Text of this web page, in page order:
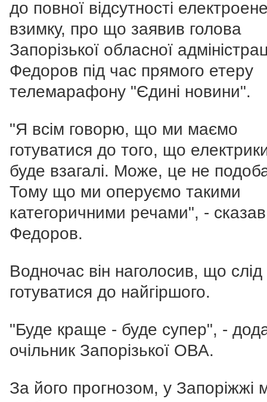
до повної відсутності
взимку, про що заявив голова
Запорізької обласної
Федоров під час прямого етеру
телемарафону "Єдині новини".
"Я всім говорю, що ми маємо
готуватися до того, що
буде взагалі. Може, це не
Тому що ми оперуємо такими
категоричними речами", - сказав
Федоров.
Водночас він наголосив, що слід
готуватися до найгіршого.
"Буде краще - буде супер", -
очільник Запорізької ОВА.
За його прогнозом, у Запоріжжі